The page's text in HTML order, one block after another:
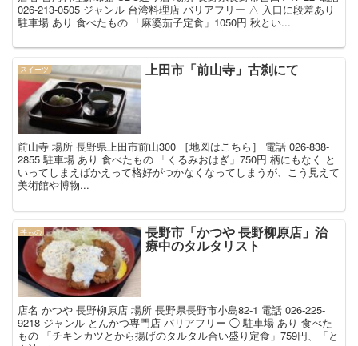
026-213-0505 ジャンル 台湾料理店 バリアフリー △ 入口に段差あり
駐車場 あり 食べたもの 「麻婆茄子定食」1050円 秋とい...
スイーツ 上田市「前山寺」古刹にて
前山寺 場所 長野県上田市前山300 ［地図はこちら］ 電話 026-838-
2855 駐車場 あり 食べたもの 「くるみおはぎ」750円 柄にもなく と
いってしまえばかえって格好がつかなくなってしまうが、こう見えて
美術館や博物...
丼もの 長野市「かつや 長野柳原店」治
療中のタルタリスト
店名 かつや 長野柳原店 場所 長野県長野市小島82-1 電話 026-225-
9218 ジャンル とんかつ専門店 バリアフリー ◯ 駐車場 あり 食べた
もの 「チキンカツとから揚げのタルタル合い盛り定食」759円、「と